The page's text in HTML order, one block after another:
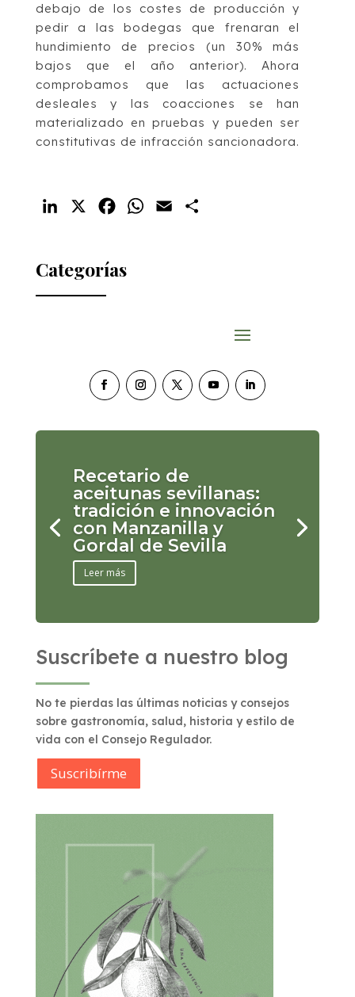
debajo de los costes de producción y
pedir a las bodegas que frenaran el
hundimiento de precios (un 30% más
bajos que el año anterior). Ahora
comprobamos que las actuaciones
desleales y las coacciones se han
materializado en pruebas y pueden ser
constitutivas de infracción sancionadora.
LinkedIn FacebookWhatsApp
Email
Categorías
Recetario de
aceitunas sevillanas:
tradición e innovación
con Manzanilla y
Gordal de Sevilla
Leer más
Suscríbete a nuestro blog
No te pierdas las últimas noticias y consejos
sobre gastronomía, salud, historia y estilo de
vida con el Consejo Regulador.
Suscribírme